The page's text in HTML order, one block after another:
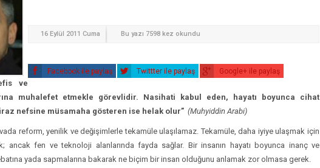
16 Eylül 2011 Cuma Bu yazı 7598 kez okundu
Facebook ile paylaş Twittter ile paylaş Google+ ile paylaş
ve
muhalefet etmekle görevlidir. Nasihati kabul eden, hayatı boyunca cihat
nefsine müsamaha gösteren ise helak olur” (Muhyiddin Arabi)
reform, yenilik ve değişimlerle tekamüle ulaşılamaz. Tekamüle, daha iyiye ulaşmak için
ancak fen ve teknoloji alanlarında fayda sağlar. Bir insanın hayatı boyunca inanç ve
yada sapmalarına bakarak ne biçim bir insan olduğunu anlamak zor olmasa gerek.